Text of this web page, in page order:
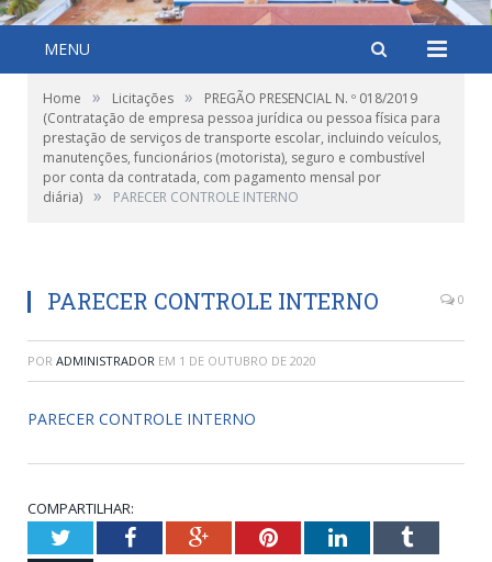
MENU
Home » Licitações »
PREGÃO PRESENCIAL N. º 018/2019
(Contratação de empresa pessoa jurídica ou pessoa física para
prestação de serviços de transporte escolar, incluindo veículos,
manutenções, funcionários (motorista), seguro e combustível
por conta da contratada, com pagamento mensal por
diária) » PARECER CONTROLE INTERNO
PARECER CONTROLE INTERNO 0
POR ADMINISTRADOR EM 1 DE OUTUBRO DE 2020
PARECER CONTROLE INTERNO
COMPARTILHAR:
TwitterFacebookGoogle+PinterestLinkedInTumblr